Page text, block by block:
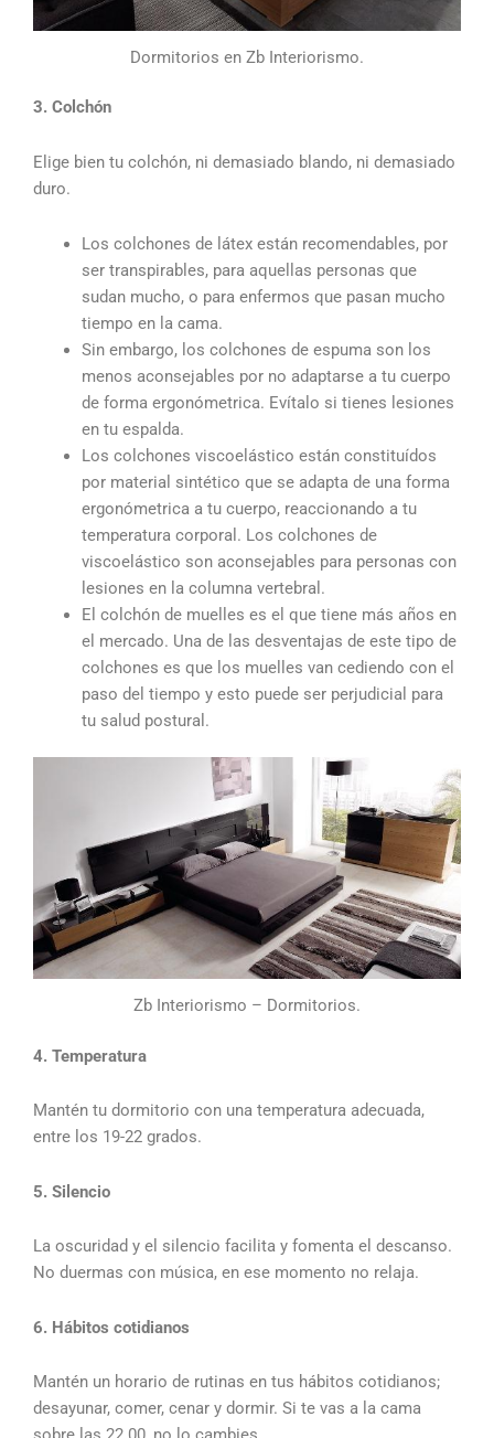
Dormitorios en Zb Interiorismo.
3. Colchón
Elige bien tu colchón, ni demasiado blando, ni demasiado
duro.
Los colchones de látex están recomendables, por
ser transpirables, para aquellas personas que
sudan mucho, o para enfermos que pasan mucho
tiempo en la cama.
Sin embargo, los colchones de espuma son los
menos aconsejables por no adaptarse a tu cuerpo
de forma ergonómetrica. Evítalo si tienes lesiones
en tu espalda.
Los colchones viscoelástico están constituídos
por material sintético que se adapta de una forma
ergonómetrica a tu cuerpo, reaccionando a tu
temperatura corporal. Los colchones de
viscoelástico son aconsejables para personas con
lesiones en la columna vertebral.
El colchón de muelles es el que tiene más años en
el mercado. Una de las desventajas de este tipo de
colchones es que los muelles van cediendo con el
paso del tiempo y esto puede ser perjudicial para
tu salud postural.
Zb Interiorismo – Dormitorios.
4. Temperatura
Mantén tu dormitorio con una temperatura adecuada,
entre los 19-22 grados.
5. Silencio
La oscuridad y el silencio facilita y fomenta el descanso.
No duermas con música, en ese momento no relaja.
6. Hábitos cotidianos
Mantén un horario de rutinas en tus hábitos cotidianos;
desayunar, comer, cenar y dormir. Si te vas a la cama